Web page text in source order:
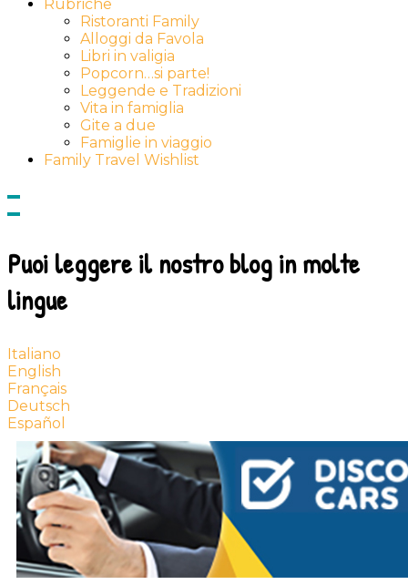
Rubriche
Ristoranti Family
Alloggi da Favola
Libri in valigia
Popcorn…si parte!
Leggende e Tradizioni
Vita in famiglia
Gite a due
Famiglie in viaggio
Family Travel Wishlist
Show
side
Hide
Puoi leggere il nostro blog in molte
lingue
Italiano
English
Français
Deutsch
Español